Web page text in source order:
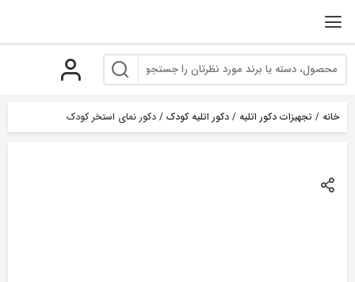
خانه / تجهیزات دکور اتلیه / دکور اتلیه کودک / دکور نمای استخر کودک